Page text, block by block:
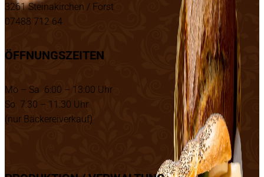
3261 Steinakirchen / Forst
07488 712 64
ÖFFNUNGSZEITEN
Mo – Sa 6:00 – 13:00 Uhr
So 7:30 – 11:30 Uhr
(nur Bäckereiverkauf)